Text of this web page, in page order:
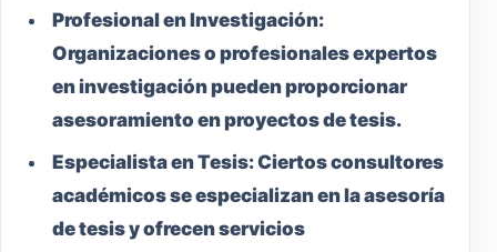
Profesional en Investigación:
Organizaciones o profesionales expertos
en investigación pueden proporcionar
asesoramiento en proyectos de tesis.
Especialista en Tesis:Ciertos consultores
académicos se especializan en la asesoría
de tesis y ofrecen servicios